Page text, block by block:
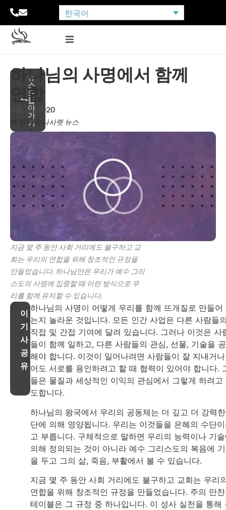
한국어
뉴
스
로
돌
아
가
기
하나님의 사명에서 함께
연합
6월 18, 2020
에 의하여: 나사렛 뉴스
지금 몇 주 동안 사회 거리에도 불구하고 교
회는 우리의 연합을 위해 창조적인 규정을
만들었습니다. 하나님만은 우리가 예수 그리
스도의 사명에 집중할 때 이런 방식으로 우
리를 함께 유지할 수 있습니다.
이
기
사
공
유
하나님의 사명이 어떻게 우리를 함께 뜨개질로 만들어
는지 놀라운 것입니다. 모든 인간 사업은 다른 사람들
직접 및 간접 기여에 달려 있습니다. 그러나 이것은 사
들이 함께 일하고, 다른 사람들의 관심, 선물, 기술을
해야 합니다. 이것이 일어나려면 사람들이 잘 지내거
어도 서로를 용인하려고 할 때 협력이 있어야 합니다.
들은 물질과 세상적인 이익의 관심에서 그렇게 하려고
도합니다.
하나님의 왕국에서 우리의 공동체는 더 깊고 더 강력
단에 의해 영양됩니다. 우리는 이것들을 은혜의 수단
고 부릅니다. 구체적으로 말하면 우리의 능력이나 기
의해 정의되는 것이 아니라 예수 그리스도의 복음에
을 두고 그의 삶, 죽음, 부활에서 볼 수 있습니다.
지금 몇 주 동안 사회 거리에도 불구하고 교회는 우리
연합을 위해 창조적인 규정을 만들었습니다. 주의 만
테이블은 그 규정 중 하나입니다. 이 성사 실천을 통해